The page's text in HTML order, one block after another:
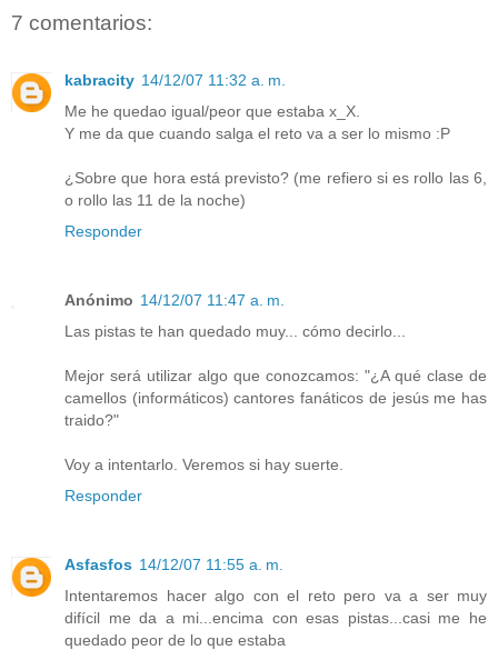
7 comentarios:
kabracity 14/12/07 11:32 a. m.
Me he quedao igual/peor que estaba x_X.
Y me da que cuando salga el reto va a ser lo mismo :P
¿Sobre que hora está previsto? (me refiero si es rollo las 6,
o rollo las 11 de la noche)
Responder
Anónimo 14/12/07 11:47 a. m.
Las pistas te han quedado muy... cómo decirlo...
Mejor será utilizar algo que conozcamos: "¿A qué clase de
camellos (informáticos) cantores fanáticos de jesús me has
traido?"
Voy a intentarlo. Veremos si hay suerte.
Responder
Asfasfos 14/12/07 11:55 a. m.
Intentaremos hacer algo con el reto pero va a ser muy
difícil me da a mi...encima con esas pistas...casi me he
quedado peor de lo que estaba